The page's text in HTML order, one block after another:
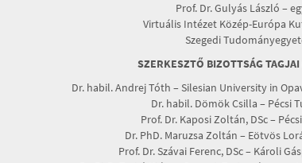
Prof. Dr. Gulyás László –
Virtuális Intézet Közép-Európa
Szegedi
SZERKESZTŐ BIZOTTSÁG
Dr. habil. Andrej Tóth – Silesian University in
Dr. habil. Dömök Csilla – Pécsi
Prof. Dr. Kaposi Zoltán, DSc –
Dr. PhD. Maruzsa Zoltán – Eötvös
Prof. Dr. Szávai Ferenc, DSc – Károli